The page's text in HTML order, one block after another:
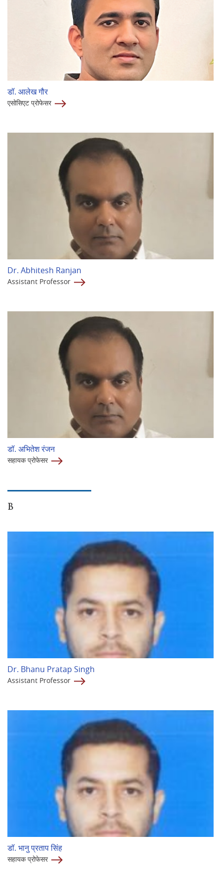
डॉ. आलेख गौर
एसोसिएट प्रोफेसर
Dr. Abhitesh Ranjan
Assistant Professor
डॉ. अभितेश रंजन
सहायक प्रोफेसर
B
Dr. Bhanu Pratap Singh
Assistant Professor
डॉ. भानु प्रताप सिंह
सहायक प्रोफेसर